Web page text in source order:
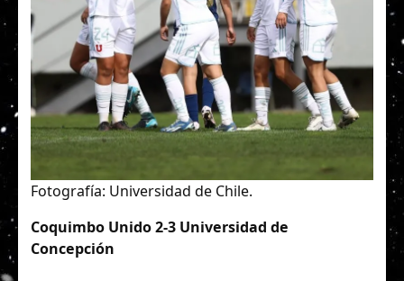
Fotografía: Universidad de Chile.
Coquimbo Unido 2-3 Universidad de
Concepción